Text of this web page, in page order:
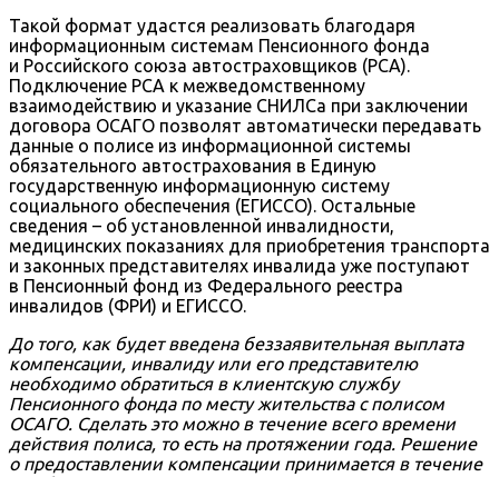
Такой формат удастся реализовать благодаря
информационным системам Пенсионного фонда
и Российского союза автостраховщиков (РСА).
Подключение РСА к межведомственному
взаимодействию и указание СНИЛСа при заключении
договора ОСАГО позволят автоматически передавать
данные о полисе из информационной системы
обязательного автострахования в Единую
государственную информационную систему
социального обеспечения (ЕГИССО). Остальные
сведения – об установленной инвалидности,
медицинских показаниях для приобретения транспорта
и законных представителях инвалида уже поступают
в Пенсионный фонд из Федерального реестра
инвалидов (ФРИ) и ЕГИССО.
До того, как будет введена беззаявительная выплата
компенсации, инвалиду или его представителю
необходимо обратиться в клиентскую службу
Пенсионного фонда по месту жительства с полисом
ОСАГО. Сделать это можно в течение всего времени
действия полиса, то есть на протяжении года. Решение
о предоставлении компенсации принимается в течение